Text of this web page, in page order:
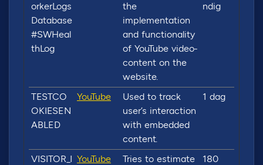
orkerLogs
Database
#SWHeal
thLog
the
implementation
and functionality
of YouTube video-
content on the
website.
ndig
TESTCO
OKIESEN
ABLED
YouTube
Used to track
user’s interaction
with embedded
content.
1 dag
VISITOR_I YouTube
Tries to estimate
180